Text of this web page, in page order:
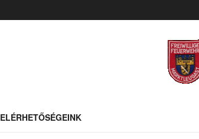
ELÉRHETŐSÉGEINK